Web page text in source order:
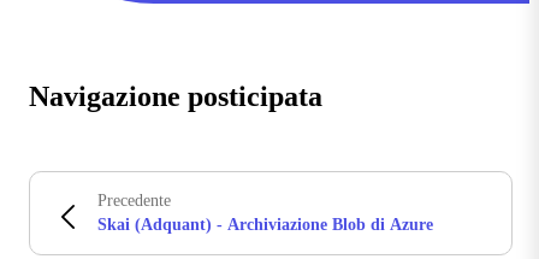
Navigazione posticipata
Precedente
Skai (Adquant) - Archiviazione Blob di Azure